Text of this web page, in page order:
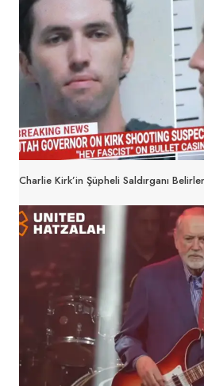
Charlie Kirk’in Şüpheli Saldırganı